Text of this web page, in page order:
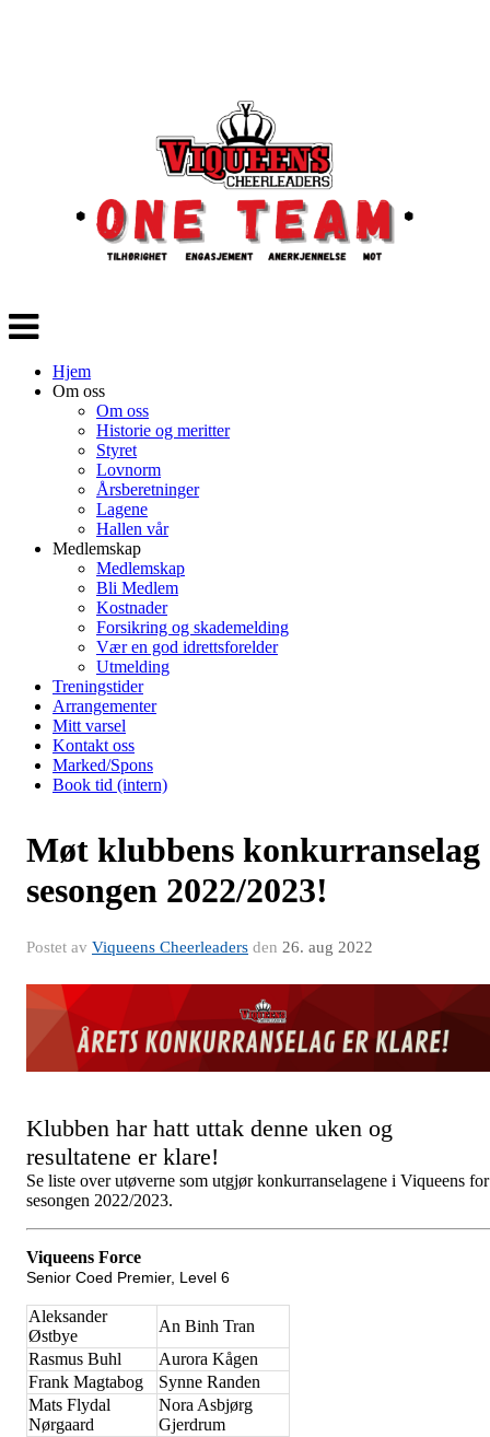
Veksle
navigasjon
Hjem
Om oss
Om oss
Historie og meritter
Styret
Lovnorm
Årsberetninger
Lagene
Hallen vår
Medlemskap
Medlemskap
Bli Medlem
Kostnader
Forsikring og skademelding
Vær en god idrettsforelder
Utmelding
Treningstider
Arrangementer
Mitt varsel
Kontakt oss
Marked/Spons
Book tid (intern)
Møt klubbens konkurranselag
sesongen 2022/2023!
Postet av Viqueens Cheerleaders den 26. aug 2022
Klubben har hatt uttak denne uken og
resultatene er klare!
Se liste over utøverne som utgjør konkurranselagene i Viqueens for
sesongen 2022/2023.
Viqueens Force
Senior Coed Premier, Level 6
Aleksander
Østbye
An Binh Tran
Rasmus Buhl
Aurora Kågen
Frank Magtabog
Synne Randen
Mats Flydal
Nørgaard
Nora Asbjørg
Gjerdrum